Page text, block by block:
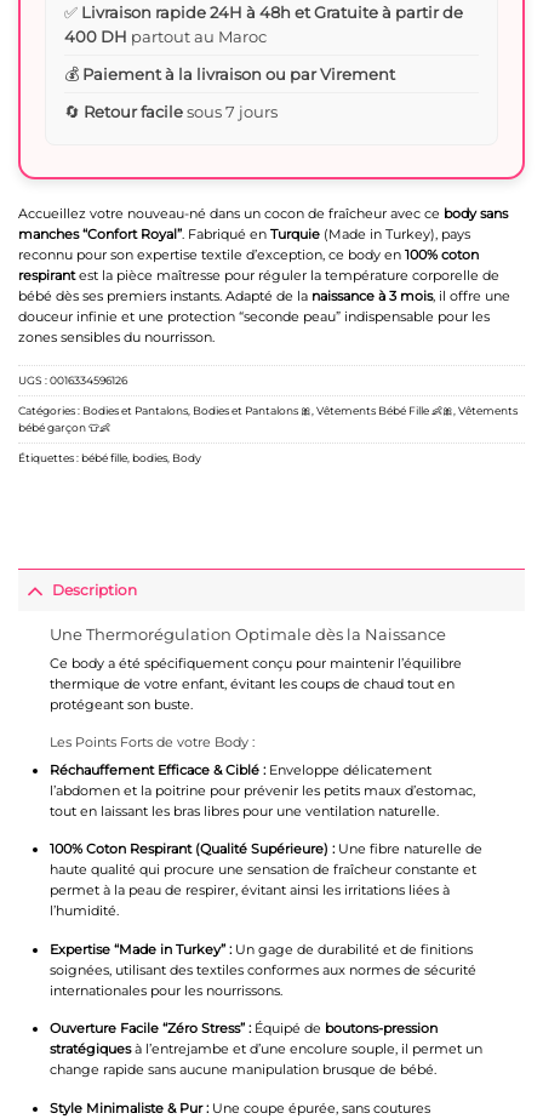
Accueillez votre nouveau-né dans un cocon de fraîcheur avec ce body sans
manches “Confort Royal” . Fabriqué en Turquie (Made in Turkey), pays
reconnu pour son expertise textile d’exception, ce body en 100% coton
respirantest la pièce maîtresse pour réguler la température corporelle de
bébé dès ses premiers instants. Adapté de la naissance à 3 mois, il offre une
douceur infinie et une protection “seconde peau” indispensable pour les
zones sensibles du nourrisson.
✅ Livraison rapide 24H à 48h et Gratuite à partir de
400 DH partout au Maroc
💰 Paiement à la livraison ou par Virement
🔄 Retour facilesous 7 jours
UGS :0016334596126
Catégories : Bodies et Pantalons Bodies et Pantalons 🎀 Vêtements Bébé Fille 👶🎀 Vêtements
bébé garçon 👕👶
Étiquettes :bébé fille bodies Body
Description
Une Thermorégulation Optimale dès la Naissance
Ce body a été spécifiquement conçu pour maintenir l’équilibre
thermique de votre enfant, évitant les coups de chaud tout en
protégeant son buste.
Les Points Forts de votre Body :
Réchauffement Efficace & Ciblé :Enveloppe délicatement
l’abdomen et la poitrine pour prévenir les petits maux d’estomac,
tout en laissant les bras libres pour une ventilation naturelle.
100% Coton Respirant (Qualité Supérieure) :Une fibre naturelle de
haute qualité qui procure une sensation de fraîcheur constante et
permet à la peau de respirer, évitant ainsi les irritations liées à
l’humidité.
Expertise “Made in Turkey” :Un gage de durabilité et de finitions
soignées, utilisant des textiles conformes aux normes de sécurité
internationales pour les nourrissons.
Ouverture Facile “Zéro Stress” :Équipé de boutons-pression
stratégiquesà l’entrejambe et d’une encolure souple, il permet un
change rapide sans aucune manipulation brusque de bébé.
Style Minimaliste & Pur :Une coupe épurée, sans coutures